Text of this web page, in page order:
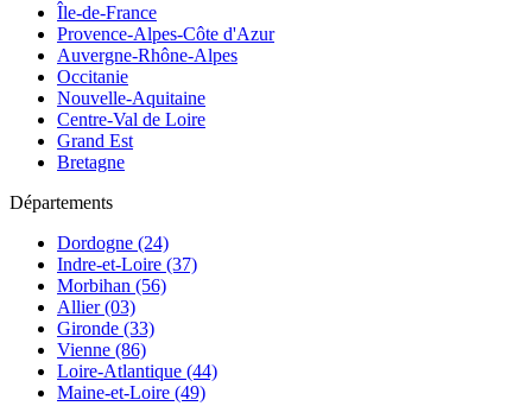
Île-de-France
Provence-Alpes-Côte d'Azur
Auvergne-Rhône-Alpes
Occitanie
Nouvelle-Aquitaine
Centre-Val de Loire
Grand Est
Bretagne
Départements
Dordogne (24)
Indre-et-Loire (37)
Morbihan (56)
Allier (03)
Gironde (33)
Vienne (86)
Loire-Atlantique (44)
Maine-et-Loire (49)